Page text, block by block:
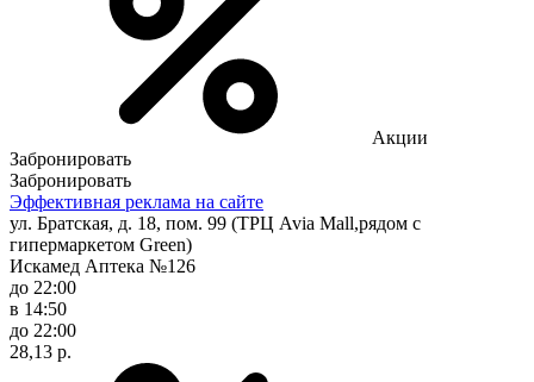
Акции
Забронировать
Забронировать
Эффективная реклама на сайте
ул. Братская, д. 18, пом. 99 (ТРЦ Avia Mall,рядом с
гипермаркетом Green)
Искамед Аптека №126
до 22:00
в 14:50
до 22:00
28,13 р.